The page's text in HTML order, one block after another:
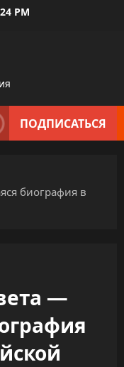
PM
ПОДПИСАТЬСЯ
биография в
—